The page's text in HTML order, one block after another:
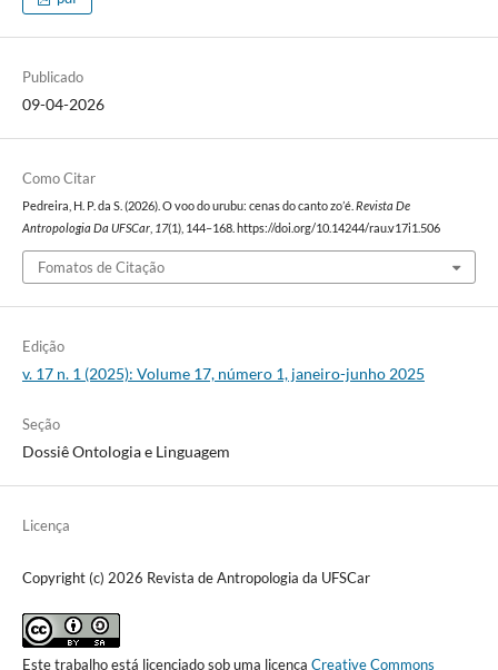
Publicado
09-04-2026
Como Citar
Pedreira, H. P. da S. (2026). O voo do urubu: cenas do canto zo’é. Revista De
Antropologia Da UFSCar, 17(1), 144–168. https://doi.org/10.14244/rau.v17i1.506
Fomatos de Citação
Edição
v. 17 n. 1 (2025): Volume 17, número 1, janeiro-junho 2025
Seção
Dossiê Ontologia e Linguagem
Licença
Copyright (c) 2026 Revista de Antropologia da UFSCar
Este trabalho está licenciado sob uma licença Creative Commons